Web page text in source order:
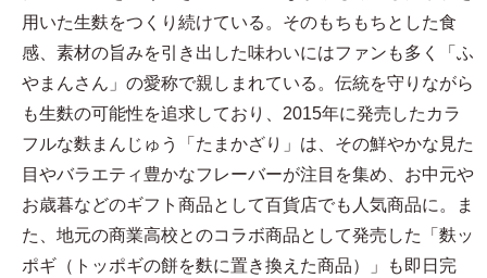
用いた生麩をつくり続けている。そのもちもちとした食
感、素材の旨みを引き出した味わいにはファンも多く「ふ
やまんさん」の愛称で親しまれている。伝統を守りながら
も生麩の可能性を追求しており、2015年に発売したカラ
フルな麩まんじゅう「たまかざり」は、その鮮やかな見た
目やバラエティ豊かなフレーバーが注目を集め、お中元や
お歳暮などのギフト商品として百貨店でも人気商品に。ま
た、地元の商業高校とのコラボ商品として発売した「麩ッ
ポギ（トッポギの餅を麩に置き換えた商品）」も即日完